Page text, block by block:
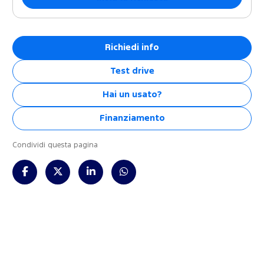
Richiedi info
Test drive
Hai un usato?
Finanziamento
Condividi questa pagina